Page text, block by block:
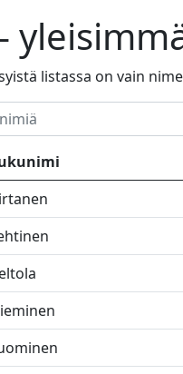
listassa on vain